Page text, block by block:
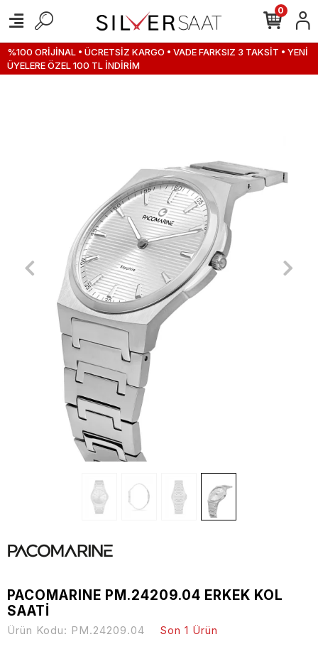
%100 ORİJİNAL • ÜCRETSİZ KARGO • VADE FARKSIZ 3 TAKSİT • YENİ
ÜYELERE ÖZEL 100 TL İNDİRİM
0
PACOMARINE PM.24209.04 ERKEK KOL
SAATİ
Ürün Kodu: PM.24209.04 Son 1 Ürün